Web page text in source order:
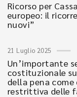
Ricorso per
europeo: il
nuovi”
21 Luglio 2025
Un’importante
costituzionale
della pena
restrittiva delle